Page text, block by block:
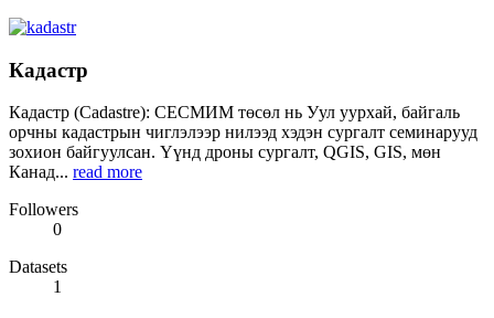
Кадастр
Кадастр (Cadastre): СЕСМИМ төсөл нь Уул уурхай, байгаль
орчны кадастрын чиглэлээр нилээд хэдэн сургалт семинарууд
зохион байгуулсан. Үүнд дроны сургалт, QGIS, GIS, мөн
Канад... read more
Followers
0
Datasets
1